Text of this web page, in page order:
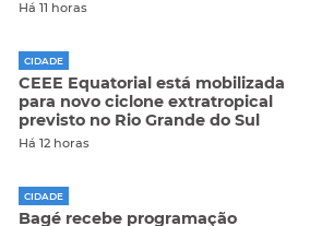
Há 11 horas
CIDADE
CEEE Equatorial está mobilizada
para novo ciclone extratropical
previsto no Rio Grande do Sul
Há 12 horas
CIDADE
Bagé recebe programação